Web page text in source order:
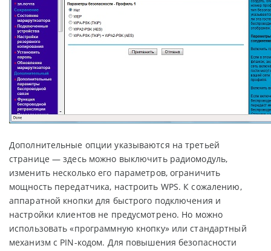
Дополнительные опции указываются на третьей
странице — здесь можно выключить радиомодуль,
изменить несколько его параметров, ограничить
мощность передатчика, настроить WPS. К сожалению,
аппаратной кнопки для быстрого подключения и
настройки клиентов не предусмотрено. Но можно
использовать «программную кнопку» или стандартный
механизм с PIN-кодом. Для повышения безопасности